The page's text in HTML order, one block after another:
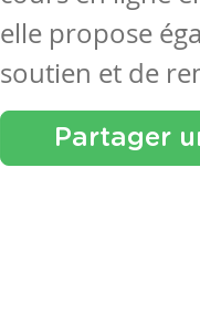
elle propose
soutien et de
Partager